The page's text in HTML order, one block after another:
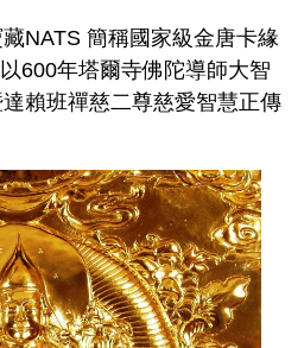
NATS 簡稱國家級金唐卡緣
600年塔爾寺佛陀導師大智
賴班禪慈二尊慈愛智慧正傳